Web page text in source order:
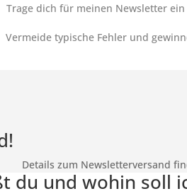
Trage dich für meinen Newsletter
Vermeide typische Fehler und
Details zum Newsletterversand
du und wohin soll